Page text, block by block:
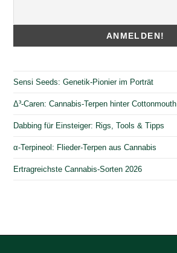
Sensi Seeds: Genetik-Pionier im Porträt
Δ³-Caren: Cannabis-Terpen hinter Cottonmouth
Dabbing für Einsteiger: Rigs, Tools & Tipps
α-Terpineol: Flieder-Terpen aus Cannabis
Ertragreichste Cannabis-Sorten 2026